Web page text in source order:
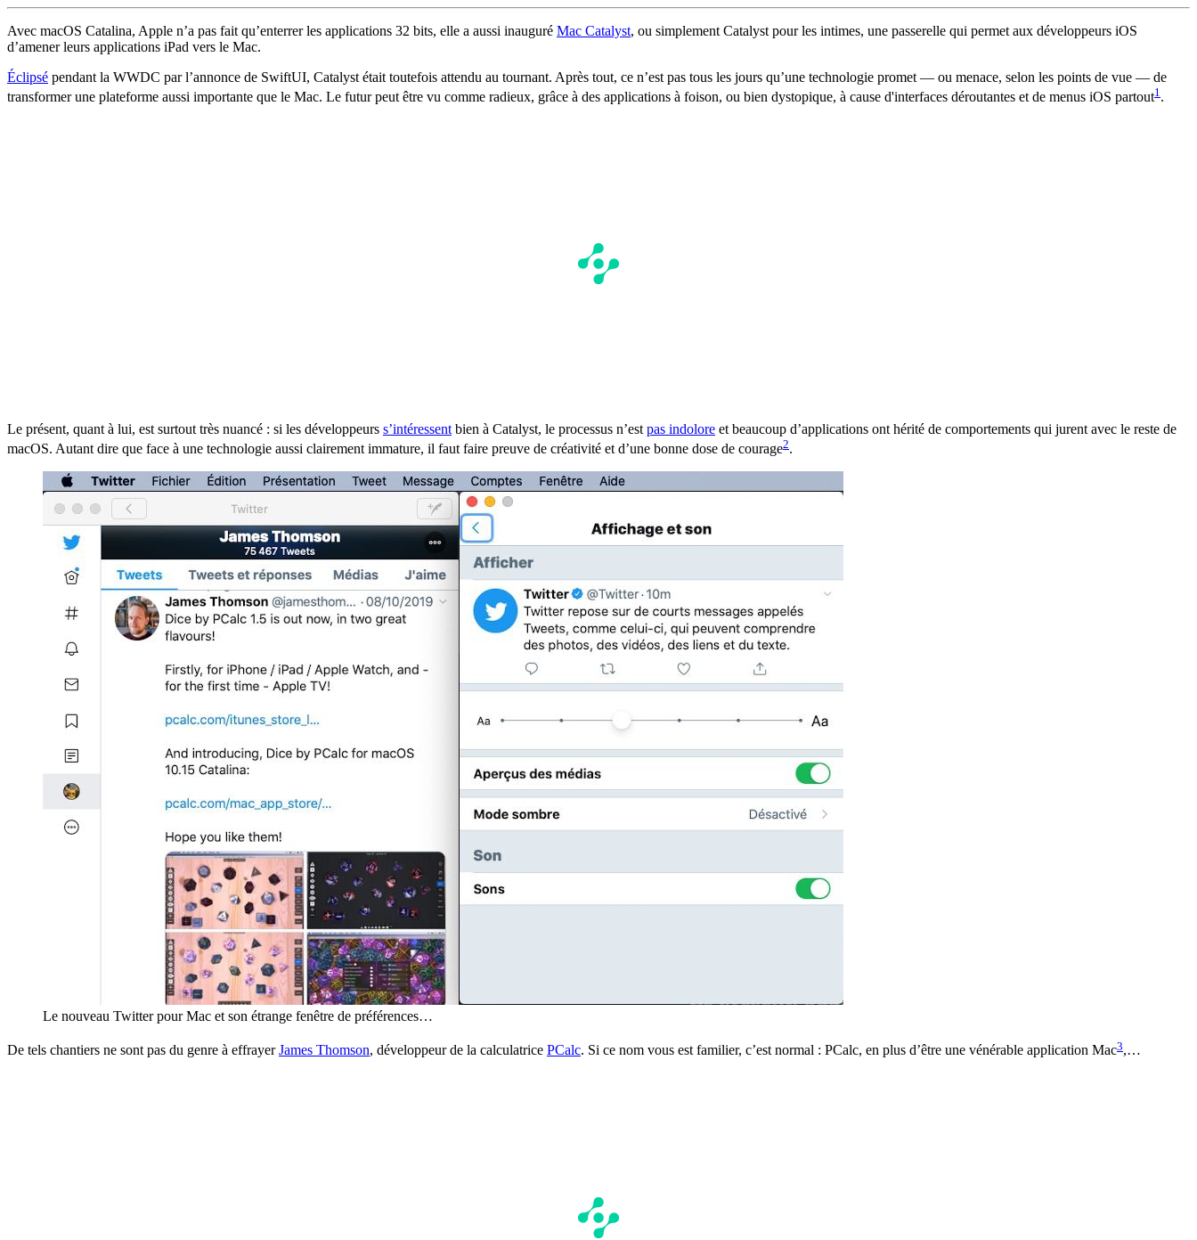
Avec macOS Catalina, Apple n’a pas fait qu’enterrer les applications 32 bits, elle a aussi inauguré Mac Catalyst, ou simplement Catalyst pour les intimes, une passerelle qui permet aux développeurs iOS
d’amener leurs applications iPad vers le Mac.
Éclipsé pendant la WWDC par l’annonce de SwiftUI, Catalyst était toutefois attendu au tournant. Après tout, ce n’est pas tous les jours qu’une technologie promet — ou menace, selon les points de vue — de
transformer une plateforme aussi importante que le Mac. Le futur peut être vu comme radieux, grâce à des applications à foison, ou bien dystopique, à cause d'interfaces déroutantes et de menus iOS partout1 .
Le présent, quant à lui, est surtout très nuancé : si les développeurs s’intéressent bien à Catalyst, le processus n’est pas indolore et beaucoup d’applications ont hérité de comportements qui jurent avec le reste de
macOS. Autant dire que face à une technologie aussi clairement immature, il faut faire preuve de créativité et d’une bonne dose de courage2.
Le nouveau Twitter pour Mac et son étrange fenêtre de préférences…
De tels chantiers ne sont pas du genre à effrayerJames Thomson, développeur de la calculatrice PCalc. Si ce nom vous est familier, c’est normal : PCalc, en plus d’être une vénérable application Mac3,…